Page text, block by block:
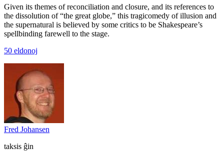
Given its themes of reconciliation and closure, and its references to
the dissolution of “the great globe,” this tragicomedy of illusion and
the supernatural is believed by some critics to be Shakespeare’s
spellbinding farewell to the stage.
50 eldonoj
Fred Johansen
taksis ĝin